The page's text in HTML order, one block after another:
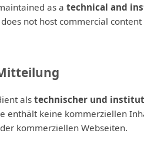
as a technical and
not host commercial
alstechnischer und
enthält keine kommerziellen
kommerziellen Webseiten.